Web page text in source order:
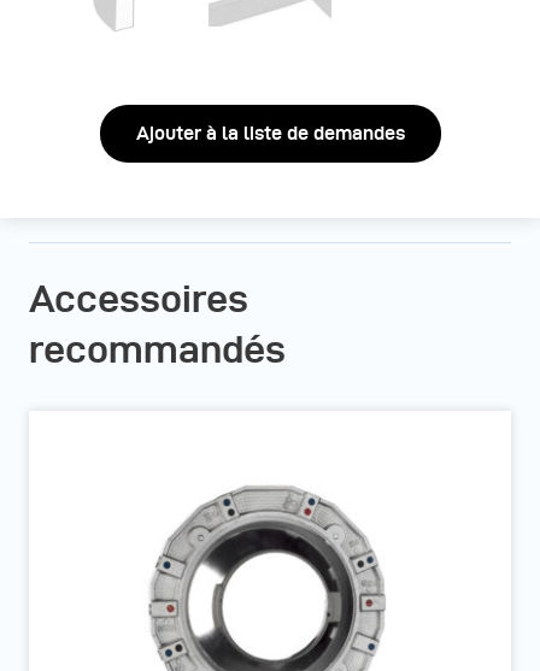
Ajouter à la liste de demandes
Accessoires
recommandés